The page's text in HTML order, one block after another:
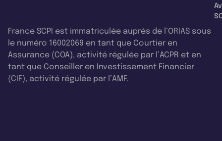
France SCPI est immatriculée auprès de l’ORIAS sous
le numéro 16002069 en tant que Courtier en
Assurance (COA), activité régulée par l’ACPR et en
tant que Conseiller en Investissement Financier
(CIF), activité régulée par l’AMF.